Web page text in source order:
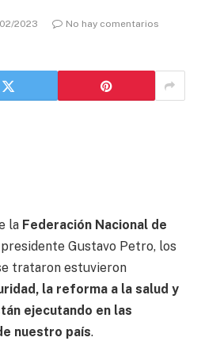
2023
No hay comentarios
la Federación Nacional de
Gustavo Petro, los
trataron estuvieron
la reforma a la salud y
ejecutando en las
nuestro país.